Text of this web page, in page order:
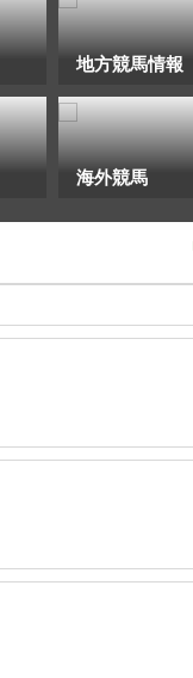
地方競馬情報
海外競馬